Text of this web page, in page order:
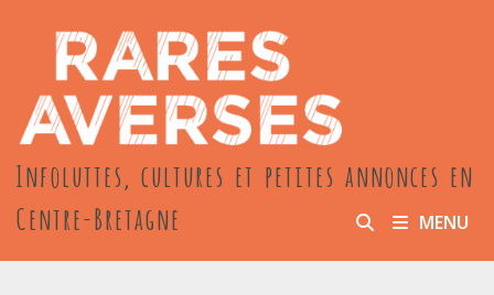
contenu
Infoluttes, cultures et petites annonces en
Centre-Bretagne
MENU